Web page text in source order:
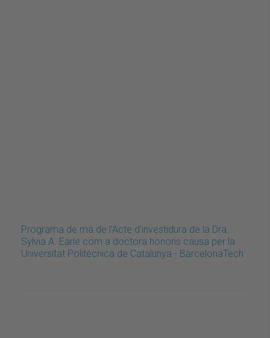
Programa de mà de l'Acte d’investidura de la Dra.
Sylvia A. Earle com a doctora honoris causa per la
Universitat Politècnica de Catalunya - BarcelonaTech